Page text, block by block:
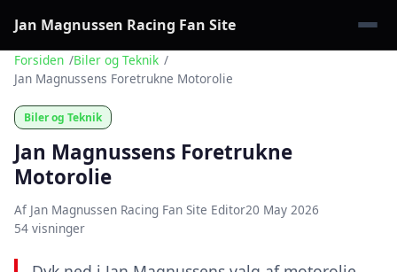
Jan Magnussen Racing Fan Site
Forsiden
Biler og Teknik
Jan Magnussens Foretrukne Motorolie
Biler og Teknik
Jan Magnussens Foretrukne
Motorolie
Af Jan Magnussen Racing Fan Site Editor20 May 2026
54 visninger